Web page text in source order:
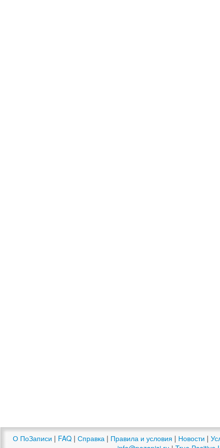
О ПоЗаписи | FAQ | Справка | Правила и условия | Новости |